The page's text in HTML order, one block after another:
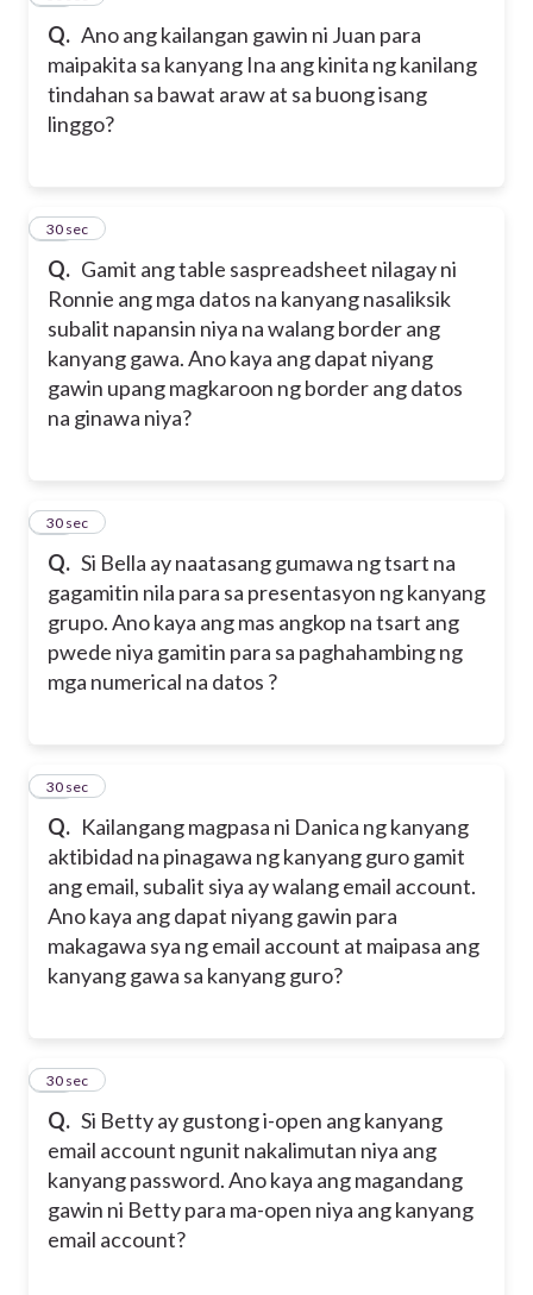
Q. Ano ang kailangan gawin ni Juan para
maipakita sa kanyang Ina ang kinita ng kanilang
tindahan sa bawat araw at sa buong isang
linggo?
Q. Gamit ang table saspreadsheet nilagay ni
Ronnie ang mga datos na kanyang nasaliksik
subalit napansin niya na walang border ang
kanyang gawa. Ano kaya ang dapat niyang
gawin upang magkaroon ng border ang datos
na ginawa niya?
19
30 sec
Q. Si Bella ay naatasang gumawa ng tsart na
gagamitin nila para sa presentasyon ng kanyang
grupo. Ano kaya ang mas angkop na tsart ang
pwede niya gamitin para sa paghahambing ng
mga numerical na datos ?
20
30 sec
Q. Kailangang magpasa ni Danica ng kanyang
aktibidad na pinagawa ng kanyang guro gamit
ang email, subalit siya ay walang email account.
Ano kaya ang dapat niyang gawin para
makagawa sya ng email account at maipasa ang
kanyang gawa sa kanyang guro?
21
30 sec
Q. Si Betty ay gustong i-open ang kanyang
email account ngunit nakalimutan niya ang
kanyang password. Ano kaya ang magandang
gawin ni Betty para ma-open niya ang kanyang
email account?
22
30 sec